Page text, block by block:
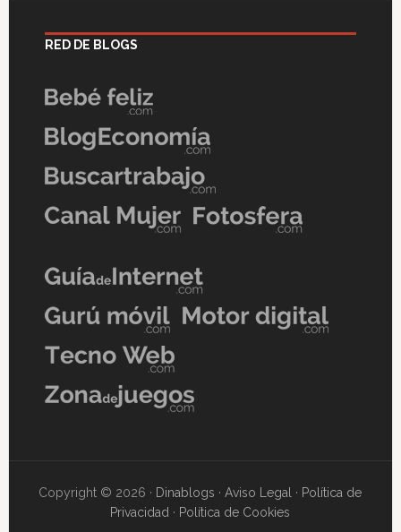
RED DE BLOGS
Copyright © 2026 · Dinablogs ·Aviso Legal · Política de
Privacidad · Política de Cookies